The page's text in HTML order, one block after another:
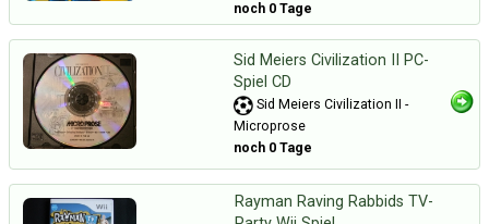
noch 0 Tage
Sid Meiers Civilization II PC-
Spiel CD
Sid Meiers Civilization II -
Microprose
noch 0 Tage
Rayman Raving Rabbids TV-